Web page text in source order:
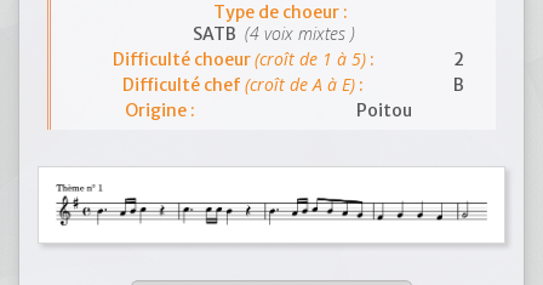
Type de choeur :
SATB (4 voix mixtes )
Difficulté choeur(croît de 1 à 5):
2
Difficulté chef(croît de A à E) :
B
Origine :
Poitou